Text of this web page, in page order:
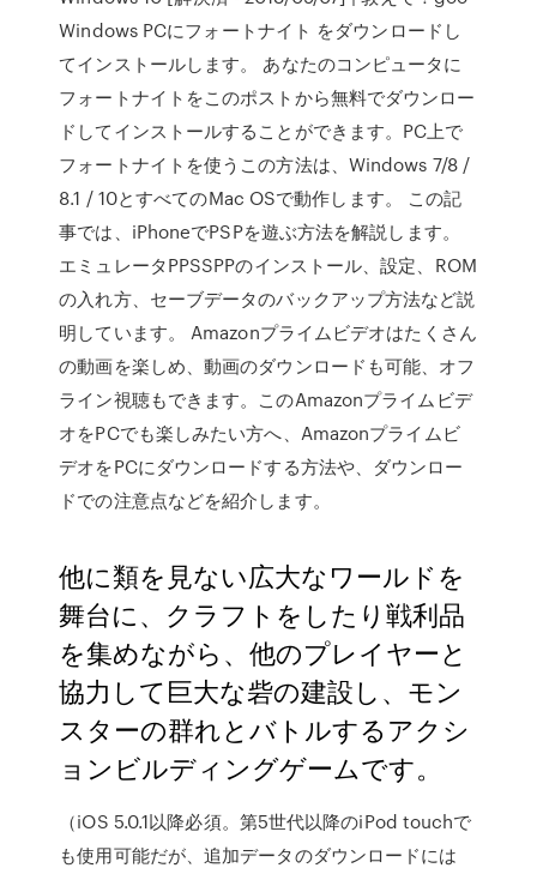
Windows PCにフォートナイト をダウンロードし
てインストールします。 あなたのコンピュータに
フォートナイトをこのポストから無料でダウンロー
ドしてインストールすることができます。PC上で
フォートナイトを使うこの方法は、Windows 7/8 /
8.1 / 10とすべてのMac OSで動作します。 この記
事では、iPhoneでPSPを遊ぶ方法を解説します。
エミュレータPPSSPPのインストール、設定、ROM
の入れ方、セーブデータのバックアップ方法など説
明しています。 Amazonプライムビデオはたくさん
の動画を楽しめ、動画のダウンロードも可能、オフ
ライン視聴もできます。このAmazonプライムビデ
オをPCでも楽しみたい方へ、Amazonプライムビ
デオをPCにダウンロードする方法や、ダウンロー
ドでの注意点などを紹介します。
他に類を見ない広大なワールドを
舞台に、クラフトをしたり戦利品
を集めながら、他のプレイヤーと
協力して巨大な砦の建設し、モン
スターの群れとバトルするアクシ
ョンビルディングゲームです。
（iOS 5.0.1以降必須。第5世代以降のiPod touchで
も使用可能だが、追加データのダウンロードには